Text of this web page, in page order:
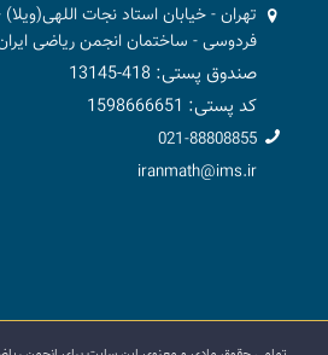
تهران - خیابان استاد نجات
فردوسی - ساختمان انجمن ریاضی
صندوق پستی: 418-13145
کد پستی: 1598666651
021-88808855
iranmath@ims.ir